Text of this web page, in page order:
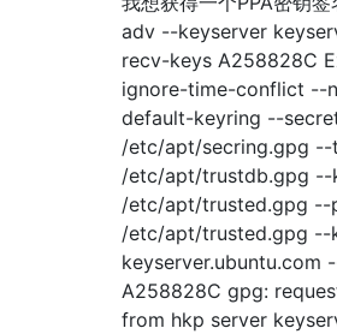
adv --keyserver
recv-keys A258828C
ignore-time-conflict --
default-keyring --
/etc/apt/secring.gpg --
/etc/apt/trustdb.gpg --
/etc/apt/trusted.gpg --
/etc/apt/trusted.gpg --
keyserver.ubuntu.com
A258828C gpg:
from hkp server